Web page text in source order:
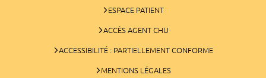
ESPACE PATIENT
ACCÈS AGENT CHU
ACCESSIBILITÉ : PARTIELLEMENT CONFORME
MENTIONS LÉGALES